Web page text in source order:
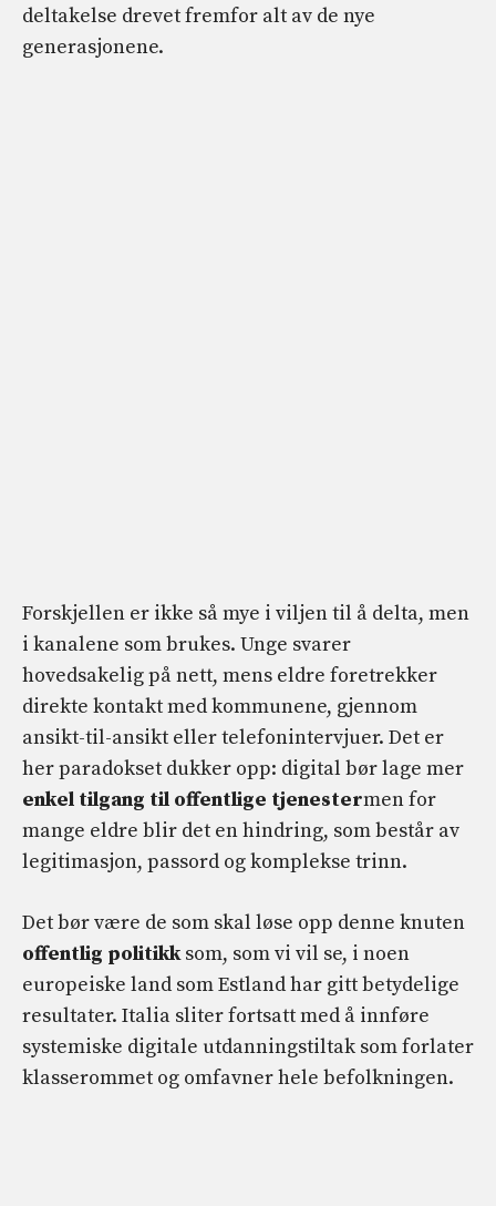
deltakelse drevet fremfor alt av de nye
generasjonene.
Forskjellen er ikke så mye i viljen til å delta, men
i kanalene som brukes. Unge svarer
hovedsakelig på nett, mens eldre foretrekker
direkte kontakt med kommunene, gjennom
ansikt-til-ansikt eller telefonintervjuer. Det er
her paradokset dukker opp: digital bør lage mer
enkel tilgang til offentlige tjenestermen for
mange eldre blir det en hindring, som består av
legitimasjon, passord og komplekse trinn.
Det bør være de som skal løse opp denne knuten
offentlig politikksom, som vi vil se, i noen
europeiske land som Estland har gitt betydelige
resultater. Italia sliter fortsatt med å innføre
systemiske digitale utdanningstiltak som forlater
klasserommet og omfavner hele befolkningen.